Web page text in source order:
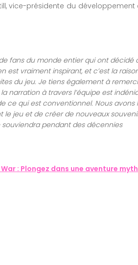
vice-présidente du
fans du monde entier qui ont décidé
est vraiment inspirant, et c’est la
du jeu. Je tiens également à
narration à travers l’équipe est
ce qui est conventionnel. Nous avons
jeu et de créer de nouveaux
pendant des décennies
: Plongez dans une aventure